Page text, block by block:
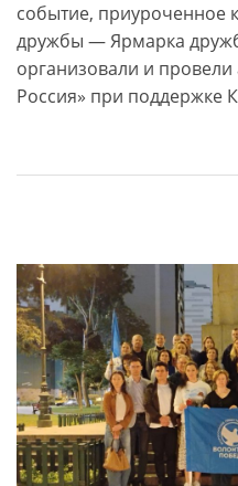
событие,
дружбы — Ярмарка
организовали и
Россия» при поддержке